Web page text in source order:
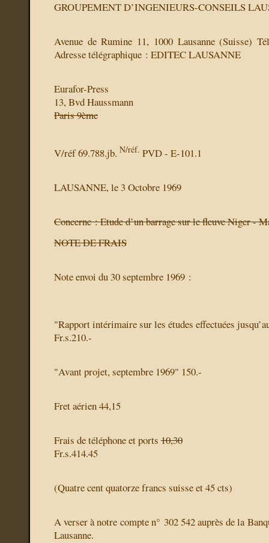
GROUPEMENT D’INGENIEURS-CONSEILS
Avenue de Rumine 11, 1000 Lausanne (Suisse)
Adresse télégraphique : EDITEC LAUSANNE
Eurafor-Press
13, Bvd Haussmann
Paris 9ème
V/réf 69.788.jb. N/réf. PVD - E-101.1
LAUSANNE,le 3 Octobre 1969
Concerne : Etude d’un barrage sur le fleuve Niger -
NOTE DE FRAIS
Note envoi du 30 septembre 1969 :
"Rapport intérimaire sur les études effectuées
Fr.s.210.-
"Avant projet, septembre 1969" 150.-
Fret aérien 44,15
Frais de téléphone et ports 10,30
Fr.s.414.45
(Quatre cent quatorze francs suisse et 45 cts)
A verser à notre compte n° 302 542 auprès de la
Lausanne.